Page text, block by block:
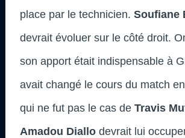
place par le technicien. Soufiane
devrait évoluer sur le côté droit.
son apport était indispensable à
avait changé le cours du match
qui ne fut pas le cas de Travis
Amadou Diallo devrait lui